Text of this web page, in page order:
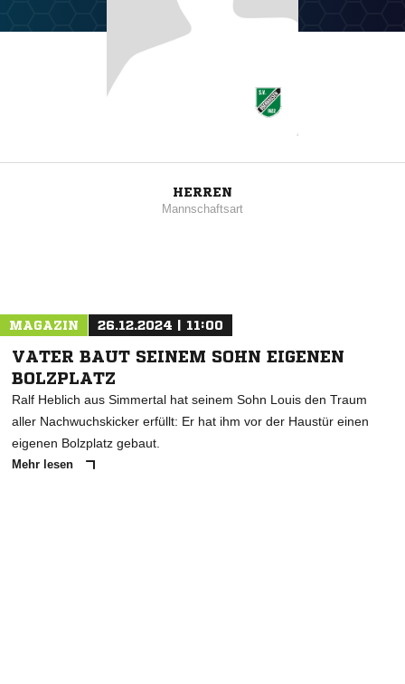
HERREN
Mannschaftsart
MAGAZIN 26.12.2024 | 11:00
VATER BAUT SEINEM SOHN EIGENEN
BOLZPLATZ
Ralf Heblich aus Simmertal hat seinem Sohn Louis den Traum
aller Nachwuchskicker erfüllt: Er hat ihm vor der Haustür einen
eigenen Bolzplatz gebaut.
Mehr lesen